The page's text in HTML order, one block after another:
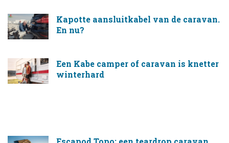
Kapotte aansluitkabel van de caravan.
En nu?
Een Kabe camper of caravan is knetter
winterhard